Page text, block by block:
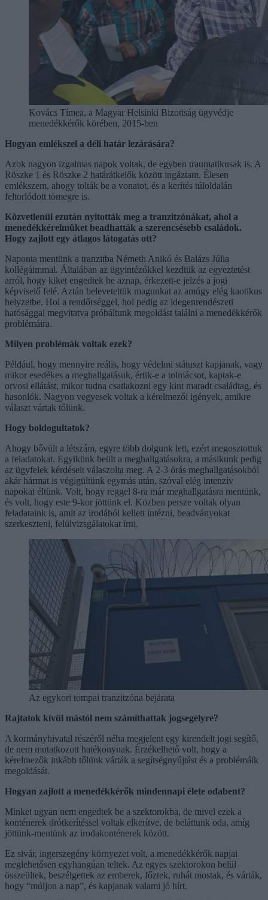
Kovács Tímea, a Magyar Helsinki Bizottság ügyvédje
menedékkérők körében, 2015-ben
Hogyan emlékszel a déli határ lezárására?
Azok nagyon izgalmas napok voltak, de egyben traumatikusak is. A
Röszke 1 és Röszke 2 határátkelők között ingáztam. Élesen
emlékszem, ahogy tolták be a vonatot, és a kerítés túloldalán
feltorlódott tömegre is.
Közvetlenül ezután nyitották meg a tranzitzónákat, ahol a
menedékkérelmüket beadhatták a szerencsésebb családok.
Hogy zajlott egy átlagos látogatás ott?
Naponta mentünk a tranzitba Németh Anikó és Balázs Júlia
kollégáimmal. Általában az ügyintézőkkel kezdtük az egyeztetést
arról, hogy kiket engedtek be aznap, érkezett-e jelzés a jogi
képviselő felé. Aztán belevetettük magunkat az amúgy elég kaotikus
helyzetbe. Hol a rendőrséggel, hol pedig az idegenrendészeti
hatósággal megvitatva próbáltunk megoldást találni a menedékkérők
problémáira.
Milyen problémák voltak ezek?
Például, hogy mennyire reális, hogy védelmi státuszt kapjanak, vagy
mikor esedékes a meghallgatásuk, értik-e a tolmácsot, kaptak-e
orvosi ellátást, mikor tudna csatlakozni egy kint maradt családtag, és
hasonlók. Nagyon vegyesek voltak a kérelmezői igények, amikre
választ vártak tőlünk.
Hogy boldogultatok?
Ahogy bővült a létszám, egyre több dolgunk lett, ezért megosztottuk
a feladatokat. Egyikünk beült a meghallgatásokra, a másikunk pedig
az ügyfelek kérdéseit válaszolta meg. A 2-3 órás meghallgatásokból
akár hármat is végigültünk egymás után, szóval elég intenzív
napokat éltünk. Volt, hogy reggel 8-ra már meghallgatásra mentünk,
és volt, hogy este 9-kor jöttünk el. Közben persze voltak olyan
feladataink is, amit az irodából kellett intézni, beadványokat
szerkeszteni, felülvizsgálatokat írni.
Az egykori tompai tranzitzóna bejárata
Rajtatok kívül mástól nem számíthattak jogsegélyre?
A kormányhivatal részéről néha megjelent egy kirendelt jogi segítő,
de nem mutatkozott hatékonynak. Érzékelhető volt, hogy a
kérelmezők inkább tőlünk várták a segítségnyújtást és a problémáik
megoldását.
Hogyan zajlott a menedékkérők mindennapi élete odabent?
Minket ugyan nem engedtek be a szektorokba, de mivel ezek a
konténerek drótkerítéssel voltak elkerítve, de beláttunk oda, amíg
jöttünk-mentünk az irodakonténerek között.
Ez sivár, ingerszegény környezet volt, a menedékkérők napjai
meglehetősen egyhangúan teltek. Az egyes szektorokon belül
összeültek, beszélgettek az emberek, főztek, ruhát mostak, és várták,
hogy “múljon a nap”, és kapjanak valami jó hírt.